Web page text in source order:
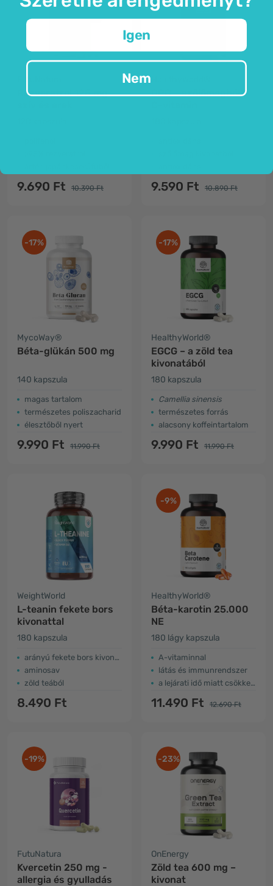
Rezveratrol 125 mg -
9.690 Ft 10.390 Ft
OPC – szőlőmagból +
9.590 Ft 10.890 Ft
-17%
MycoWay®
Béta-glükán 500 mg
140 kapszula
magas tartalom
természetes poliszacharid
élesztőből nyert
9.990 Ft 11.990 Ft
-17%
HealthyWorld®
EGCG – a zöld tea
kivonatából
180 kapszula
Camellia sinensis
természetes forrás
alacsony koffeintartalom
9.990 Ft 11.990 Ft
WeightWorld
L-teanin fekete bors
kivonattal
180 kapszula
arányú fekete bors kivonat 8:1
aminosav
zöld teából
8.490 Ft
-9%
HealthyWorld®
Béta-karotin 25.000
NE
180 lágy kapszula
A-vitaminnal
látás és immunrendszer
a lejárati idő miatt csökkent az ár
11.490 Ft 12.690 Ft
-19%
FutuNatura
Kvercetin 250 mg -
allergia és gyulladás
-23%
OnEnergy
Zöld tea 600 mg –
kivonat
Igen
Nem